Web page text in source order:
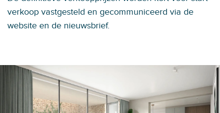
verkoop vastgesteld en gecommuniceerd via de
website en de nieuwsbrief.